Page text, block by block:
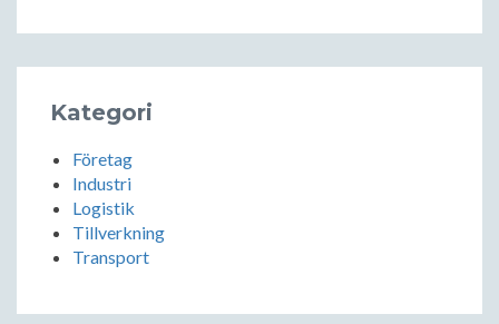
Kategori
Företag
Industri
Logistik
Tillverkning
Transport